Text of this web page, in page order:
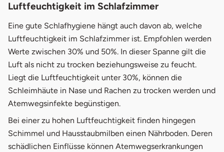
Luftfeuchtigkeit im Schlafzimmer
Eine gute Schlafhygiene hängt auch davon ab, welche
Luftfeuchtigkeit im Schlafzimmer ist. Empfohlen werden
Werte zwischen 30% und 50%. In dieser Spanne gilt die
Luft als nicht zu trocken beziehungsweise zu feucht.
Liegt die Luftfeuchtigkeit unter 30%, können die
Schleimhäute in Nase und Rachen zu trocken werden und
Atemwegsinfekte begünstigen.
Bei einer zu hohen Luftfeuchtigkeit finden hingegen
Schimmel und Hausstaubmilben einen Nährboden. Deren
schädlichen Einflüsse können Atemwegserkrankungen